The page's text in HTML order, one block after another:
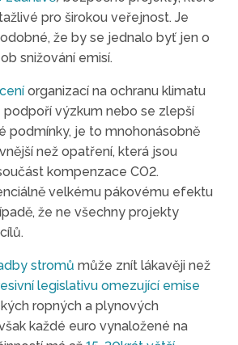
pro širokou veřejnost. Je
že by se jednalo byť jen o
snižování emisí.
organizací na ochranu klimatu
podpoří výzkum nebo se zlepší
podmínky, je to mnohonásobně
než opatření, která jsou
kompenzace CO2.
velkému pákovému efektu
že ne všechny projekty
stromů může znít lákavěji než
legislativu omezující emise
ropných a plynových
každé euro vynaložené na